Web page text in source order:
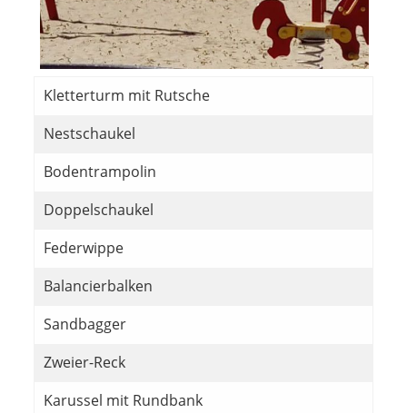
Kletterturm mit Rutsche
Nestschaukel
Bodentrampolin
Doppelschaukel
Federwippe
Balancierbalken
Sandbagger
Zweier-Reck
Karussel mit Rundbank